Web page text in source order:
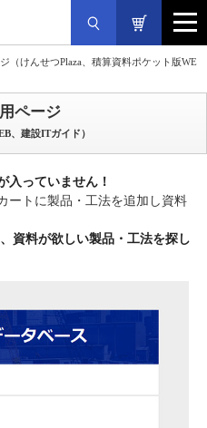
（けんせつPlaza、積算資料ポケット版WE
ページ
、建設ITガイド）
入っていません！
ートに製品・工法を追加し資料
資料が欲しい製品・工法を探し